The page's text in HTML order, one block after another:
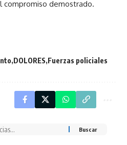
compromiso demostrado.
DOLORES Fuerzas policiales